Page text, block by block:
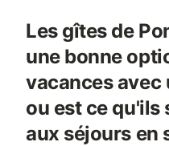
Les gîtes de
une bonne
vacances avec
ou est ce qu'ils
aux séjours en